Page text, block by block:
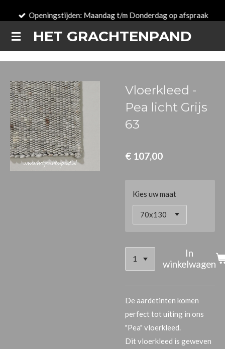
naar
de
HET GRACHTENPAND
Openingstijden: Maandag t/m Donderdag op afspraak
Vloerkleed -
Pea licht Grijs
63
€ 107,00
Kies uw maat
In
winkelwagen
De aardetinten komen
perfect tot uiting in ons
"Pea" vloerkleed.
Dit vloerkleed is geweven